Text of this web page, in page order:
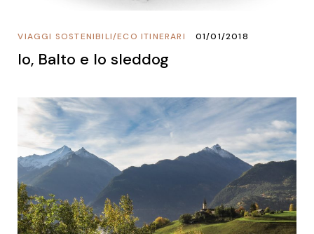
ECO ITINERARI
/
VIAGGI SOSTENIBILI 01/01/2018
Io, Balto e lo sleddog